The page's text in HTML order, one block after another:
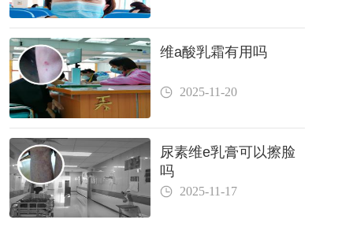
维a酸乳霜有用吗
2025-11-20
尿素维e乳膏可以擦脸
吗
2025-11-17